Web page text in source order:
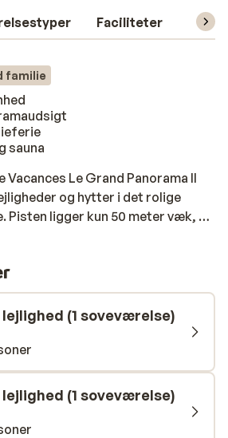
Faciliteter
familie
sauna
Vacances Le Grand Panorama II
og hytter i det rolige
Pisten ligger kun 50 meter væk, så
om morgenen, før du kan
500 meter. Den nærmeste lift
Lejlighederne er rummelige og
Som navnet antyder, har du
panoramaudsigt over det
Har du lyst til lidt afslapning
tag en dejlig dukkert i den
swimmingpool eller nyd et besøg
(1 soveværelse)
(1 soveværelse)